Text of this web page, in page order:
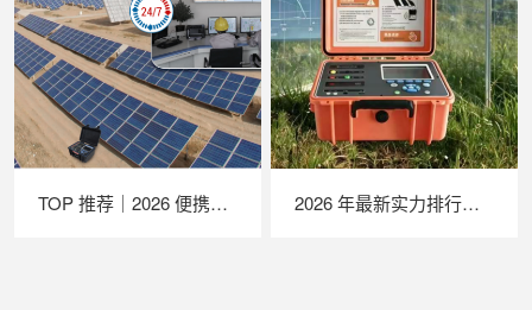
TOP 推荐｜2026 便携式 EL 检测仪厂家推荐，苏州 LAILX LXG30 深度解析 2026 年最新实力排行｜苏州 LAILX LX‑PV32 便携式 IV 测试仪深度测评